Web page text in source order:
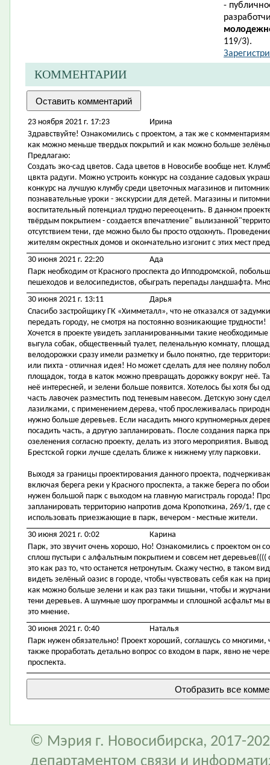
-
119/3).
КОММЕНТАРИИ
23 ноября 2021 г. 17:23
Ирина
Здравствуйте! Ознакомились с проектом, а так же с
как можно меньше твердых покрытий и как можно больше
Предлагаю:
Создать эко-сад цветов. Сада цветов в Новосибе вообще нет.
цвкта радуги. Можно устроить конкурс на создание садовых
конкурс на лучшую клумбу среди цветочных магазинов и
познавательные уроки - экскурсии для детей. Магазины и
воспитательный потенциал трудно перееоценить. В данном
твёрдым покрытием - создается впечатление"
отсутствием тени, где можно было бы просто отдохнуть.
жителям окрестных домов и окончательно изгонит с этих мест
30 июня 2021 г. 22:20
Ада
Парк необходим от Красного проспекта до Ипподромской,
пешеходов и велосипедистов, обыграть перепады ландшафта.
30 июня 2021 г. 13:11
Дарья
Спасибо застройщику ГК «Химметалл», что не отказался от
передать городу, не смотря на постоянно возникающие трудности!
Хочется в проекте увидеть запланированными такие
выгула собак, общественный туалет, пеленальную комнату,
велодорожки сразу имели разметку и было понятно, где
или пихта - отличная идея! Но может сделать для нее поляну
площадок, тогда в каток можно превращать дорожку вокруг неё.
неё интересней, и зелени больше появится. Хотелось бы хотя бы
часть лавочек разместить под теневым навесом. Детскую зону
лазилками, с применением дерева, чтоб прослеживалась
нужно больше деревьев. Если насадить много крупномерных
посадить часть, а другую запланировать. После создания парка
озеленения согласно проекту, делать из этого мероприятия.
Брестской горки лучше сделать ближе к нижнему углу парковки.
Выходя за границы проектирования данного проекта,
включая берега реки у Красного проспекта, а также берега по
нужен большой парк с выходом на главную магистраль города!
запланировать территорию напротив дома Кропоткина, 269/1,
использовать приезжающие в парк, вечером - местные жители.
30 июня 2021 г. 0:02
Карина
Парк, это звучит очень хорошо, Но! Ознакомились с проектом он
сплош пустыри с алфальтным покрытием и совсем нет
это как раз то, что останется нетронутым. Скажу честно, в таком
видеть зелёный оазис в городе, чтобы чувствовать себя как на
как можно больше зелени и как раз таки тишыни, чтобы и
тени деревьев. А шумные шоу программы и сплошной асфальт мы
это мнение.
30 июня 2021 г. 0:40
Наталья
Парк нужен обязательно! Проект хороший, соглашусь со
также проработать детально вопрос со входом в парк, явно не
проспекта.
© Мэрия г. Новосибирска, 2017-
департаментом связи и